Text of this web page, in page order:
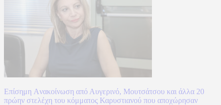
Επίσημη Aνακοίνωση από Αυγερινό, Μουτσάτσου και άλλα 20
πρώην στελέχη του κόμματος Καρυστιανού που αποχώρησαν